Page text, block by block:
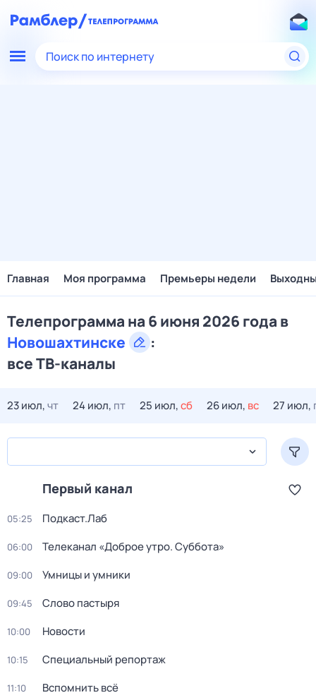
Поиск по интернету
Главная Моя программа Премьеры недели
Телепрограмма на 6 июня 2026 года в
Новошахтинске
:
все ТВ-каналы
23 июл,чт 24 июл, пт 25 июл,сб 26 июл, вс 27 июл,
Первый канал
05:25 Подкаст.Лаб
06:00 Телеканал «Доброе утро. Суббота»
09:00 Умницы и умники
09:45 Слово пастыря
10:00 Новости
10:15 Специальный репортаж
11:10 Вспомнить всё